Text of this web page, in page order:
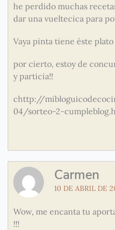
he perdido muchas
dar una vueltecica para
Vaya pinta tiene éste
por cierto, estoy de
y particia!!
chttp://
04/sorteo-2-
Carmen
10 DE ABRIL DE
Wow, me encanta tu
!!!